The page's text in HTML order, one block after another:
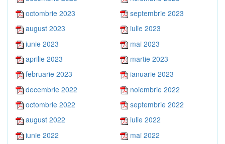
octombrie 2023
septembrie 2023
august 2023
iulie 2023
iunie 2023
mai 2023
aprilie 2023
martie 2023
februarie 2023
ianuarie 2023
decembrie 2022
noiembrie 2022
octombrie 2022
septembrie 2022
august 2022
iulie 2022
iunie 2022
mai 2022